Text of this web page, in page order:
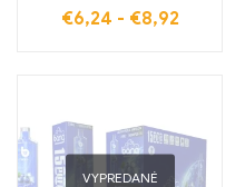
KIWI spája chuť
€6,24 - €8,92
VYPREDANÉ